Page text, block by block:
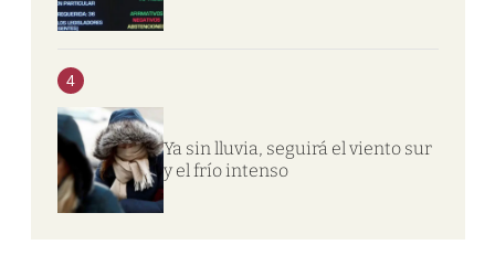
4
Ya sin lluvia, seguirá el viento sur
y el frío intenso